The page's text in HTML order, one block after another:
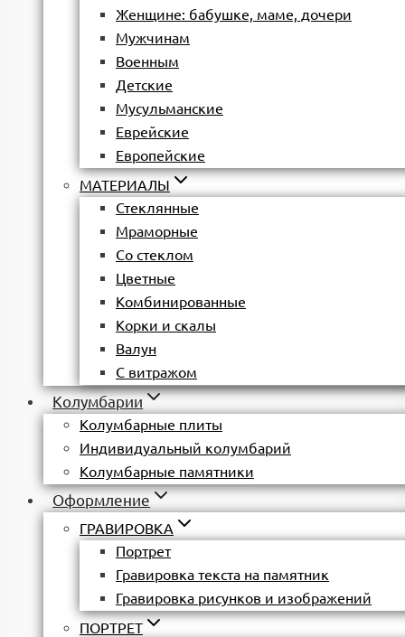
Женщине: бабушке, маме, дочери
Мужчинам
Военным
Детские
Мусульманские
Еврейские
Европейские
МАТЕРИАЛЫ
Стеклянные
Мраморные
Со стеклом
Цветные
Комбинированные
Корки и скалы
Валун
С витражом
Колумбарии
Колумбарные плиты
Индивидуальный колумбарий
Колумбарные памятники
Оформление
ГРАВИРОВКА
Портрет
Гравировка текста на памятник
Гравировка рисунков и изображений
ПОРТРЕТ